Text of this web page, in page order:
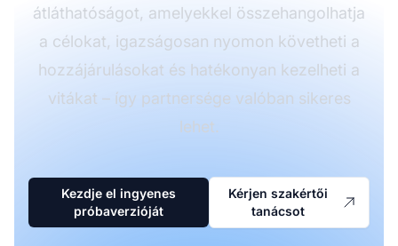
átláthatóságot, amelyekkel összehangolhatja
a célokat, igazságosan nyomon követheti a
hozzájárulásokat és hatékonyan kezelheti a
vitákat – így partnersége valóban sikeres
lehet.
Kezdje el ingyenes
próbaverzióját
Kérjen szakértői
tanácsot